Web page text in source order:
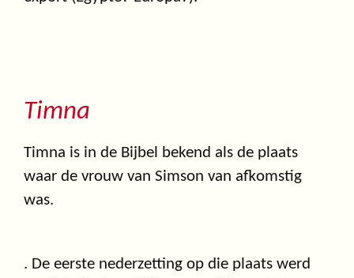
Timna
Timna is in de Bijbel bekend als de plaats
waar de vrouw van Simson van afkomstig
was.
. De eerste nederzetting op die plaats werd